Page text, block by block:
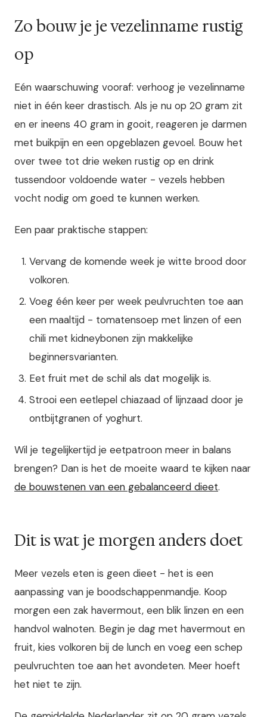
Zo bouw je je vezelinname rustig
op
Eén waarschuwing vooraf: verhoog je vezelinname
niet in één keer drastisch. Als je nu op 20 gram zit
en er ineens 40 gram in gooit, reageren je darmen
met buikpijn en een opgeblazen gevoel. Bouw het
over twee tot drie weken rustig op en drink
tussendoor voldoende water - vezels hebben
vocht nodig om goed te kunnen werken.
Een paar praktische stappen:
Vervang de komende week je witte brood door
volkoren.
Voeg één keer per week peulvruchten toe aan
een maaltijd - tomatensoep met linzen of een
chili met kidneybonen zijn makkelijke
beginnersvarianten.
Eet fruit met de schil als dat mogelijk is.
Strooi een eetlepel chiazaad of lijnzaad door je
ontbijtgranen of yoghurt.
Wil je tegelijkertijd je eetpatroon meer in balans
brengen? Dan is het de moeite waard te kijken naar
de bouwstenen van een gebalanceerd dieet.
Dit is wat je morgen anders doet
Meer vezels eten is geen dieet - het is een
aanpassing van je boodschappenmandje. Koop
morgen een zak havermout, een blik linzen en een
handvol walnoten. Begin je dag met havermout en
fruit, kies volkoren bij de lunch en voeg een schep
peulvruchten toe aan het avondeten. Meer hoeft
het niet te zijn.